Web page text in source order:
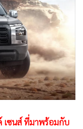
เซนส์ ที่มาพร้อมกับ